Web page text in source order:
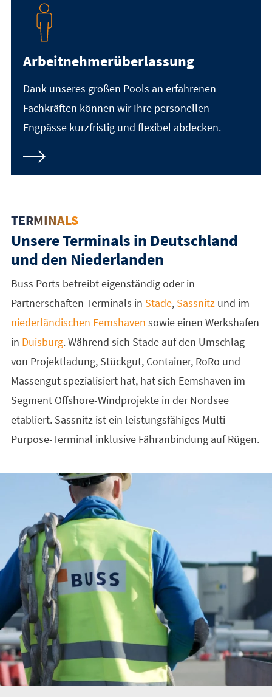
Arbeitnehmerüberlassung
Dank unseres großen Pools an erfahrenen
Fachkräften können wir Ihre personellen
Engpässe kurzfristig und flexibel abdecken.
TERMINALS
Unsere Terminals in Deutschland
und den Niederlanden
Buss Ports betreibt eigenständig oder in
Partnerschaften Terminals in Stade, Sassnitzund im
niederländischen Eemshaven sowie einen Werkshafen
in Duisburg. Während sich Stade auf den Umschlag
von Projektladung, Stückgut, Container, RoRo und
Massengut spezialisiert hat, hat sich Eemshaven im
Segment Offshore-Windprojekte in der Nordsee
etabliert. Sassnitz ist ein leistungsfähiges Multi-
Purpose-Terminal inklusive Fähranbindung auf Rügen.